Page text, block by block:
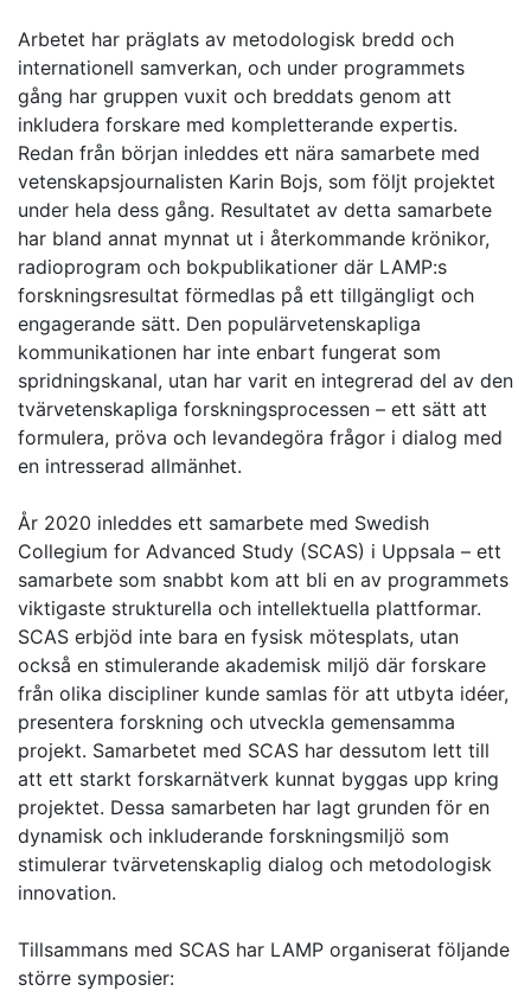
Arbetet har präglats av metodologisk bredd och
internationell samverkan, och under programmets
gång har gruppen vuxit och breddats genom att
inkludera forskare med kompletterande expertis.
Redan från början inleddes ett nära samarbete med
vetenskapsjournalisten Karin Bojs, som följt projektet
under hela dess gång. Resultatet av detta samarbete
har bland annat mynnat ut i återkommande krönikor,
radioprogram och bokpublikationer där LAMP:s
forskningsresultat förmedlas på ett tillgängligt och
engagerande sätt. Den populärvetenskapliga
kommunikationen har inte enbart fungerat som
spridningskanal, utan har varit en integrerad del av den
tvärvetenskapliga forskningsprocessen – ett sätt att
formulera, pröva och levandegöra frågor i dialog med
en intresserad allmänhet.
År 2020 inleddes ett samarbete med Swedish
Collegium for Advanced Study (SCAS) i Uppsala – ett
samarbete som snabbt kom att bli en av programmets
viktigaste strukturella och intellektuella plattformar.
SCAS erbjöd inte bara en fysisk mötesplats, utan
också en stimulerande akademisk miljö där forskare
från olika discipliner kunde samlas för att utbyta idéer,
presentera forskning och utveckla gemensamma
projekt. Samarbetet med SCAS har dessutom lett till
att ett starkt forskarnätverk kunnat byggas upp kring
projektet. Dessa samarbeten har lagt grunden för en
dynamisk och inkluderande forskningsmiljö som
stimulerar tvärvetenskaplig dialog och metodologisk
innovation.
Tillsammans med SCAS har LAMP organiserat följande
större symposier: